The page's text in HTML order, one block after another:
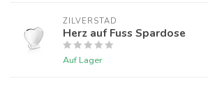
ZILVERSTAD
Herz auf Fuss Spardose
Auf Lager